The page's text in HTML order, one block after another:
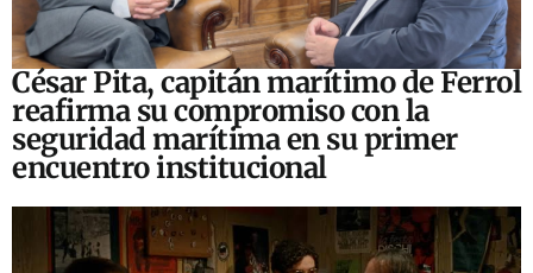
César Pita, capitán marítimo de Ferrol
reafirma su compromiso con la
seguridad marítima en su primer
encuentro institucional